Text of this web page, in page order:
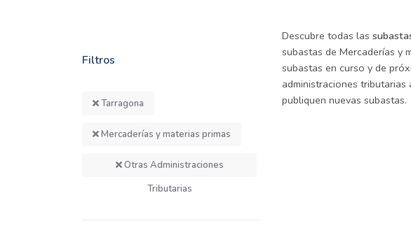
Filtros
Tarragona
Mercaderías y materias primas
Otras Administraciones
Tributarias
Descubre todas las
subastas de Mercaderías y
subastas en curso y de
administraciones
publiquen nuevas subastas.